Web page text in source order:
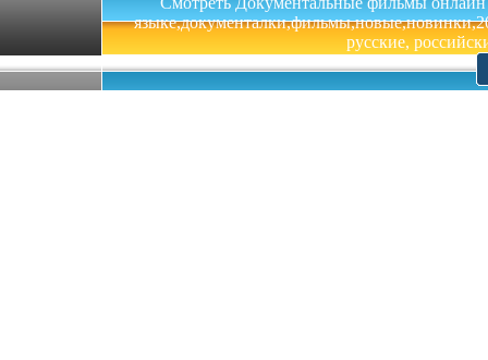
русские,